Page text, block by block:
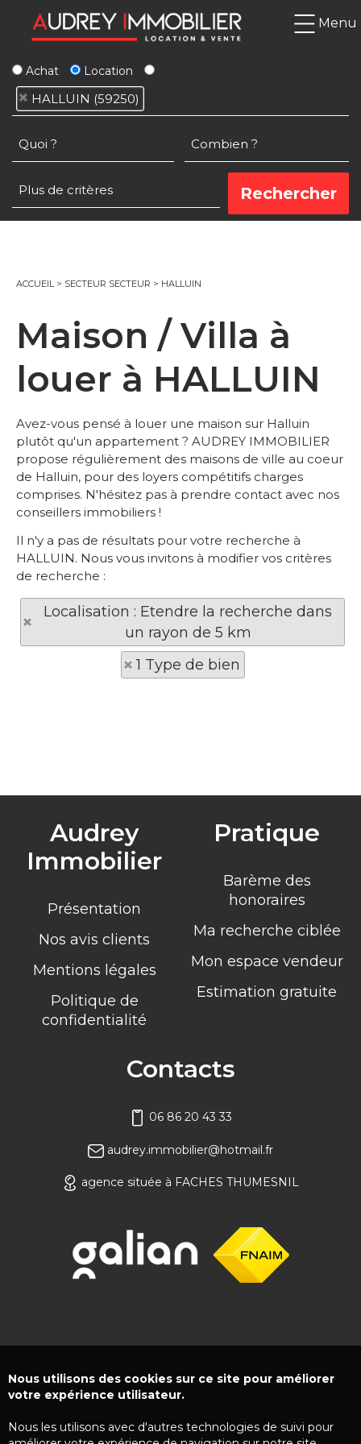
Menu
Achat Location
HALLUIN (59250)
ACCUEIL> SECTEUR SECTEUR > HALLUIN
Maison / Villa à
louer à HALLUIN
Avez-vous pensé à louer une maison sur Halluin
plutôt qu'un appartement ? AUDREY IMMOBILIER
propose régulièrement des maisons de ville au coeur
de Halluin, pour des loyers compétitifs charges
comprises. N'hésitez pas à prendre contact avec nos
conseillers immobiliers !
Il n'y a pas de résultats pour votre recherche à
HALLUIN. Nous vous invitons à modifier vos critères
de recherche :
Localisation : Etendre la recherche dans
un rayon de 5 km
1 Type de bien
Audrey
Immobilier
Présentation
Nos avis clients
Mentions légales
Politique de
confidentialité
Pratique
Barème des
honoraires
Ma recherche ciblée
Mon espace vendeur
Estimation gratuite
Contacts
06 86 20 43 33
audrey.immobilier@hotmail.fr
agence située à FACHES THUMESNIL
Nous utilisons des cookies sur ce site pour améliorer
votre expérience utilisateur.
Nous les utilisons avec d'autres technologies de suivi pour